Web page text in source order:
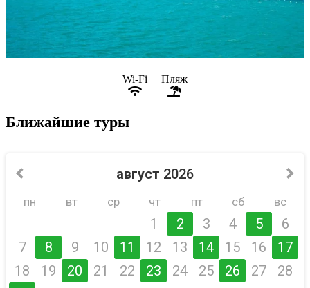
Wi-Fi Пляж
Ближайшие туры
август 2026
пн вт ср чт пт сб вс
1 2 3 4 5
6
7
8 9 10 11 12 13 14 15 16
17
18
19 20 21 22 23 24 25 26 27
28